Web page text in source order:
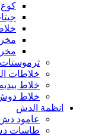
ثرموستات
خلاطات
خلاط بيديه
خلاط
انظمة الدش
عامود دش 2 ×
طاسات